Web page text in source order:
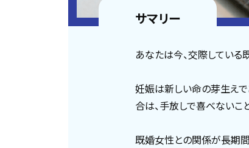
サマリー
あなたは今、交際している
妊娠は新しい命の芽生えで
合は、手放しで喜べないこと
既婚女性との関係が長期